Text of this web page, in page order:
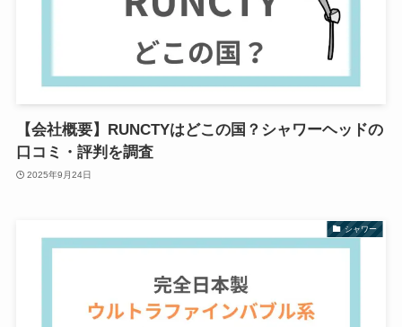
【会社概要】RUNCTYはどこの国？シャワーヘッドの
口コミ・評判を調査
2025年9月24日
シャワー